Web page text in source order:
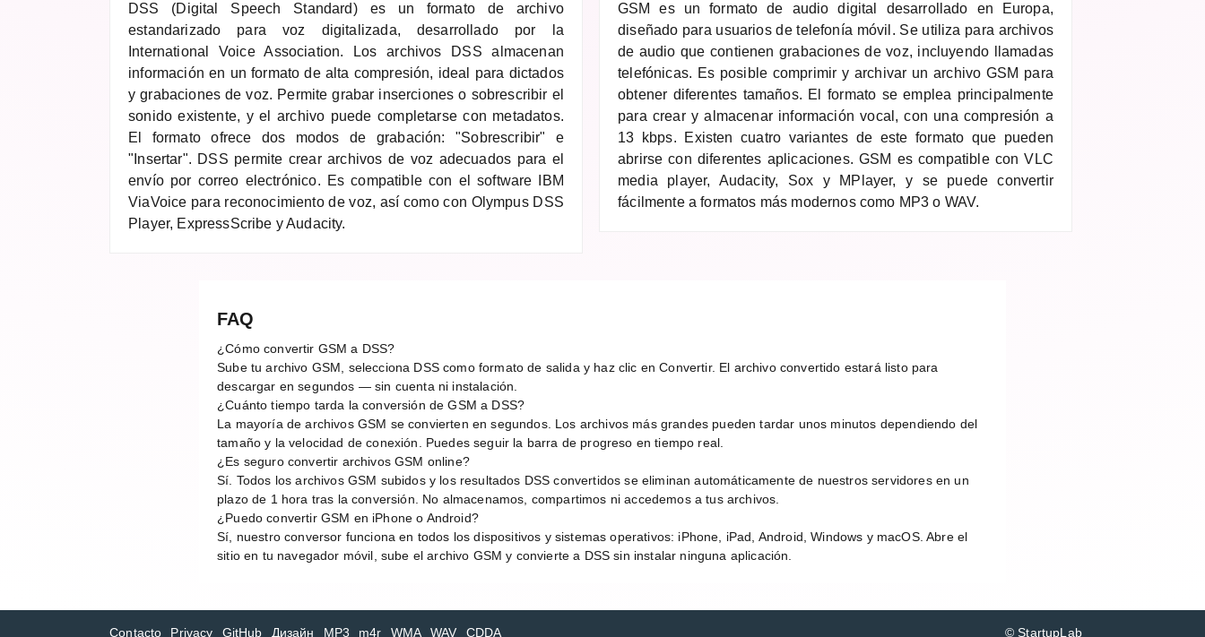
DSS (Digital Speech Standard) es un formato de archivo
estandarizado para voz digitalizada, desarrollado por la
International Voice Association. Los archivos DSS almacenan
información en un formato de alta compresión, ideal para dictados
y grabaciones de voz. Permite grabar inserciones o sobrescribir el
sonido existente, y el archivo puede completarse con metadatos.
El formato ofrece dos modos de grabación: "Sobrescribir" e
"Insertar". DSS permite crear archivos de voz adecuados para el
envío por correo electrónico. Es compatible con el software IBM
ViaVoice para reconocimiento de voz, así como con Olympus DSS
Player, ExpressScribe y Audacity.
GSM es un formato de audio digital desarrollado en Europa,
diseñado para usuarios de telefonía móvil. Se utiliza para archivos
de audio que contienen grabaciones de voz, incluyendo llamadas
telefónicas. Es posible comprimir y archivar un archivo GSM para
obtener diferentes tamaños. El formato se emplea principalmente
para crear y almacenar información vocal, con una compresión a
13 kbps. Existen cuatro variantes de este formato que pueden
abrirse con diferentes aplicaciones. GSM es compatible con VLC
media player, Audacity, Sox y MPlayer, y se puede convertir
fácilmente a formatos más modernos como MP3 o WAV.
FAQ
¿Cómo convertir GSM a DSS?
Sube tu archivo GSM, selecciona DSS como formato de salida y haz clic en Convertir. El archivo convertido estará listo para
descargar en segundos — sin cuenta ni instalación.
¿Cuánto tiempo tarda la conversión de GSM a DSS?
La mayoría de archivos GSM se convierten en segundos. Los archivos más grandes pueden tardar unos minutos dependiendo del
tamaño y la velocidad de conexión. Puedes seguir la barra de progreso en tiempo real.
¿Es seguro convertir archivos GSM online?
Sí. Todos los archivos GSM subidos y los resultados DSS convertidos se eliminan automáticamente de nuestros servidores en un
plazo de 1 hora tras la conversión. No almacenamos, compartimos ni accedemos a tus archivos.
¿Puedo convertir GSM en iPhone o Android?
Sí, nuestro conversor funciona en todos los dispositivos y sistemas operativos: iPhone, iPad, Android, Windows y macOS. Abre el
sitio en tu navegador móvil, sube el archivo GSM y convierte a DSS sin instalar ninguna aplicación.
Contacto Privacy GitHub Дизайн MP3 m4r WMA WAV CDDA © StartupLab